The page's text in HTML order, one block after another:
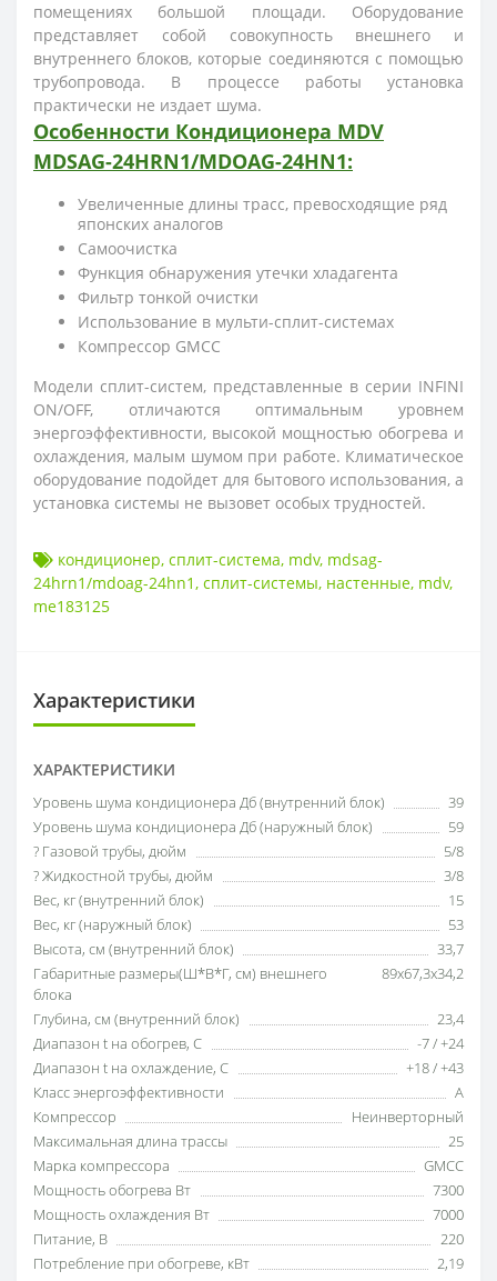
помещениях большой площади. Оборудование
представляет собой совокупность внешнего и
внутреннего блоков, которые соединяются с помощью
трубопровода. В процессе работы установка
практически не издает шума.
Особенности Кондиционера MDV
MDSAG-24HRN1/MDOAG-24HN1:
Увеличенные длины трасс, превосходящие ряд
японских аналогов
Самоочистка
Функция обнаружения утечки хладагента
Фильтр тонкой очистки
Использование в мульти-сплит-системах
Компрессор GMCC
Модели сплит-систем, представленные в серии INFINI
ON/OFF, отличаются оптимальным уровнем
энергоэффективности, высокой мощностью обогрева и
охлаждения, малым шумом при работе. Климатическое
оборудование подойдет для бытового использования, а
установка системы не вызовет особых трудностей.
кондиционер, сплит-система, mdv, mdsag-
24hrn1/mdoag-24hn1, сплит-системы, настенные, mdv,
me183125
Характеристики
ХАРАКТЕРИСТИКИ
Уровень шума кондиционера Дб (внутренний блок)
39
Уровень шума кондиционера Дб (наружный блок)
59
? Газовой трубы, дюйм
5/8
? Жидкостной трубы, дюйм
3/8
Вес, кг (внутренний блок)
15
Вес, кг (наружный блок)
53
Высота, см (внутренний блок)
33,7
Габаритные размеры(Ш*В*Г, см) внешнего
блока
89х67,3х34,2
Глубина, см (внутренний блок)
23,4
Диапазон t на обогрев, С
-7 / +24
Диапазон t на охлаждение, С
+18 / +43
Класс энергоэффективности
А
Компрессор
Неинверторный
Максимальная длина трассы
25
Марка компрессора
GMCC
Мощность обогрева Вт
7300
Мощность охлаждения Вт
7000
Питание, В
220
Потребление при обогреве, кВт
2,19